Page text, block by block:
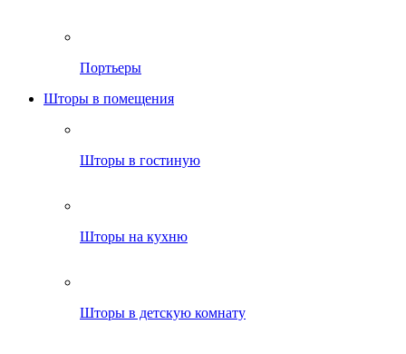
Портьеры
Шторы в помещения
Шторы в гостиную
Шторы на кухню
Шторы в детскую комнату